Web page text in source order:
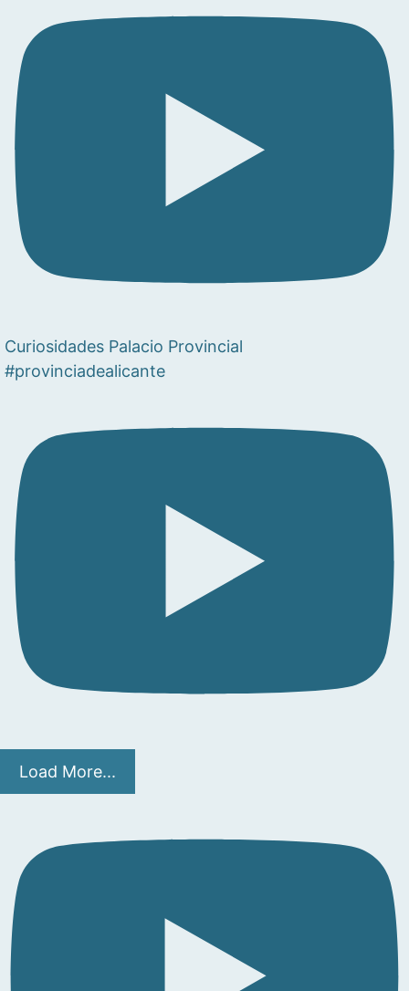
Curiosidades Palacio Provincial
#provinciadealicante
Load More...